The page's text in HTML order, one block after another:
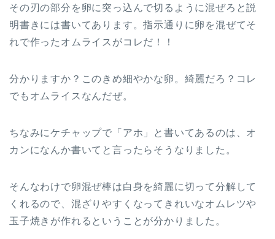
その刃の部分を卵に突っ込んで切るように混ぜろと説
明書きには書いてあります。指示通りに卵を混ぜてそ
れで作ったオムライスがコレだ！！
分かりますか？このきめ細やかな卵。綺麗だろ？コレ
でもオムライスなんだぜ。
ちなみにケチャップで「アホ」と書いてあるのは、オ
カンになんか書いてと言ったらそうなりました。
そんなわけで卵混ぜ棒は白身を綺麗に切って分解して
くれるので、混ざりやすくなってきれいなオムレツや
玉子焼きが作れるということが分かりました。